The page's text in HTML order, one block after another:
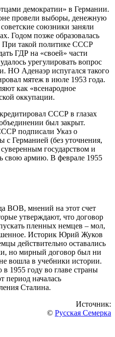
демократии» в Германии.
провели выборы, денежную
союзники заняли
Годом позже образовалась
такой политике СССР
ГДР на «своей» части
урегулировать вопрос
НО Аденаэр испугался такого
мятеж в июле 1953 года.
как «всенародное
оккупации.
СССР в глазах
был закрыт.
подписали Указ о
с Германией (без уточнения,
государством и
свою армию. В феврале 1955
ВОВ, мнений на этот счет
утверждают, что договор
пленных немцев – мол,
Историк Юрий Жуков
действительно оставались
но мирный договор был ни
вошла в учебники истории.
в 1955 году во главе страны
период началась
Сталина.
Источник:
© Русская Семерка